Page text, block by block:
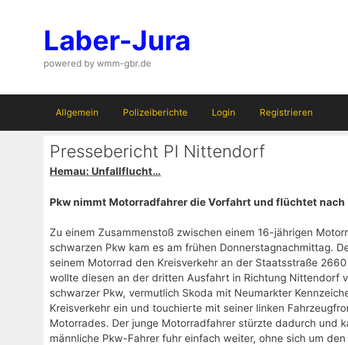
Laber-Jura
powered by wmm-gbr.de
Allgemein Polizeiberichte Login Registrieren
Pressebericht PI Nittendorf
Hemau: Unfallflucht…
Pkw nimmt Motorradfahrer die Vorfahrt und flüchtet nach
Zu einem Zusammenstoß zwischen einem 16-jährigen
schwarzen Pkw kam es am frühen Donnerstagnachmittag.
seinem Motorrad den Kreisverkehr an der Staatsstraße
wollte diesen an der dritten Ausfahrt in Richtung Nittendorf
schwarzer Pkw, vermutlich Skoda mit Neumarkter
Kreisverkehr ein und touchierte mit seiner linken
Motorrades. Der junge Motorradfahrer stürzte dadurch und
männliche Pkw-Fahrer fuhr einfach weiter, ohne sich um